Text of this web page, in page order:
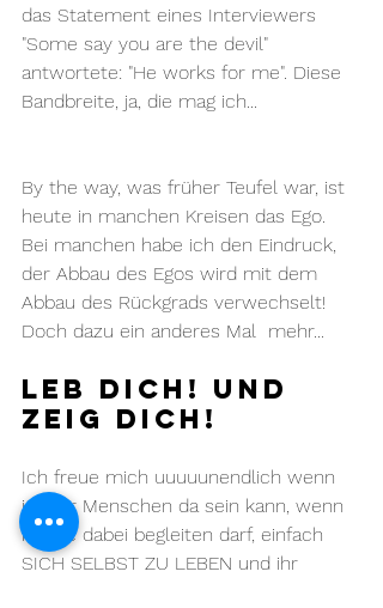
das Statement eines Interviewers
"Some say you are the devil"
antwortete: "He works for me". Diese
Bandbreite, ja, die mag ich...
By the way, was früher Teufel war, ist
heute in manchen Kreisen das Ego.
Bei manchen habe ich den Eindruck,
der Abbau des Egos wird mit dem
Abbau des Rückgrads verwechselt!
Doch dazu ein anderes Mal  mehr...
Leb dich! und
zeig dich!
Ich freue mich uuuuunendlich wenn
ich für Menschen da sein kann, wenn
ich sie dabei begleiten darf, einfach
SICH SELBST ZU LEBEN und ihr